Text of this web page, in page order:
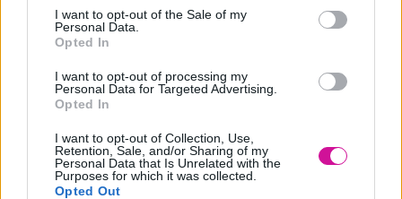
consent section.
I want to opt-out of the Sale of my
Personal Data.
Opted In
I want to opt-out of processing my
Personal Data for Targeted Advertising.
Opted In
I want to opt-out of Collection, Use,
Retention, Sale, and/or Sharing of my
Personal Data that Is Unrelated with the
Purposes for which it was collected.
Opted Out
Εκτέλεση Παραγωγής: INDIGO VIEW PRODUCTIONS
Παραγωγή: ALTER EGO MASS MEDIA S.A. MEGA 2021
Πρεμιέρα απόψε Τετάρτη 22 Σεπτεμβρίου στις 22:30
#KomantaKaiDrakoi